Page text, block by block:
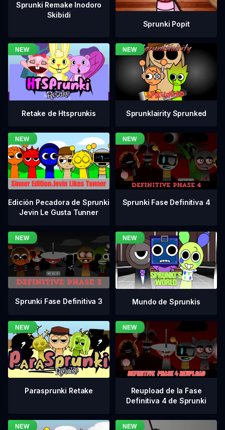
Sprunki Remake Inodoro
Skibidi
Sprunki Popit
Retake de Htsprunkis Sprunklairity Sprunked
Edición Pecadora de Sprunki
Jevin Le Gusta Tunner
Sprunki Fase Definitiva 4
Sprunki Fase Definitiva 3 Mundo de Sprunkis
Parasprunki Retake
Reupload de la Fase
Definitiva 4 de Sprunki